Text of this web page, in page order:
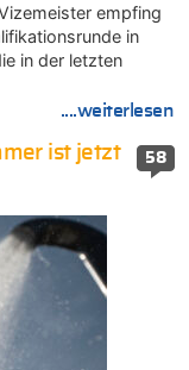
empfing
in
in der letzten
....weiterlesen
58
ist jetzt